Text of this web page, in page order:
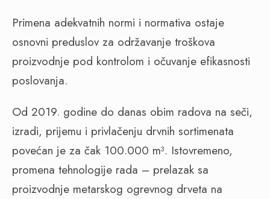
Primena adekvatnih normi i normativa ostaje
osnovni preduslov za održavanje troškova
proizvodnje pod kontrolom i očuvanje efikasnosti
poslovanja.
Od 2019. godine do danas obim radova na seči,
izradi, prijemu i privlačenju drvnih sortimenata
povećan je za čak 100.000 m³. Istovremeno,
promena tehnologije rada – prelazak sa
proizvodnje metarskog ogrevnog drveta na